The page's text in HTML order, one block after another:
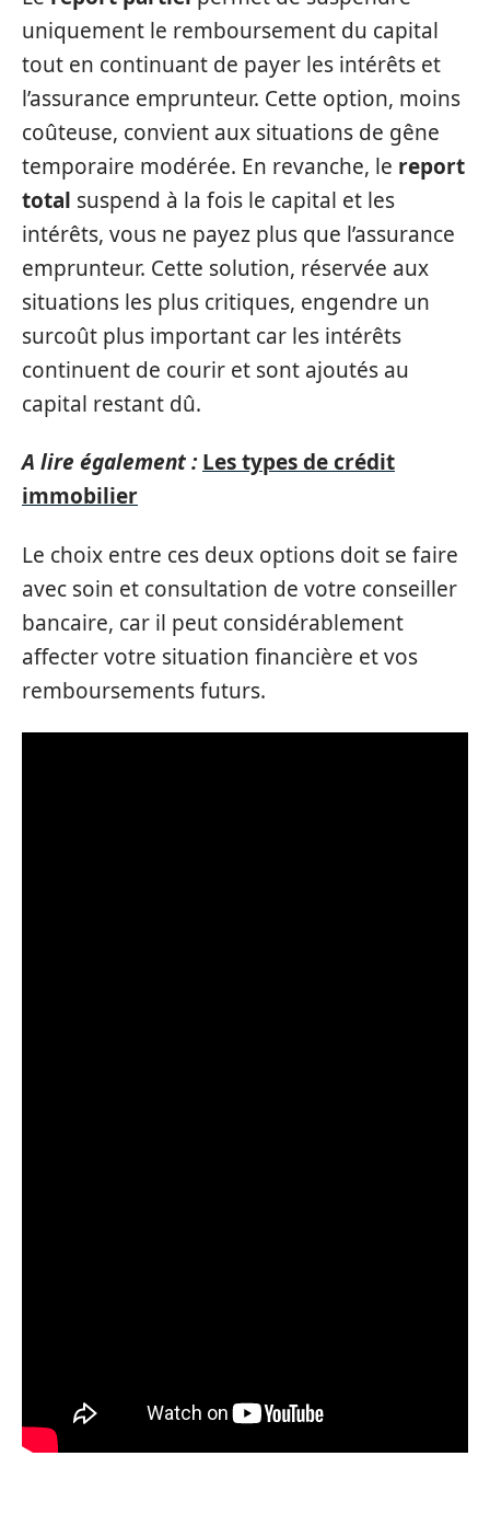
uniquement le remboursement du capital
tout en continuant de payer les intérêts et
l’assurance emprunteur. Cette option, moins
coûteuse, convient aux situations de gêne
temporaire modérée. En revanche, le report
total suspend à la fois le capital et les
intérêts, vous ne payez plus que l’assurance
emprunteur. Cette solution, réservée aux
situations les plus critiques, engendre un
surcoût plus important car les intérêts
continuent de courir et sont ajoutés au
capital restant dû.
A lire également : Les types de crédit
immobilier
Le choix entre ces deux options doit se faire
avec soin et consultation de votre conseiller
bancaire, car il peut considérablement
affecter votre situation financière et vos
remboursements futurs.